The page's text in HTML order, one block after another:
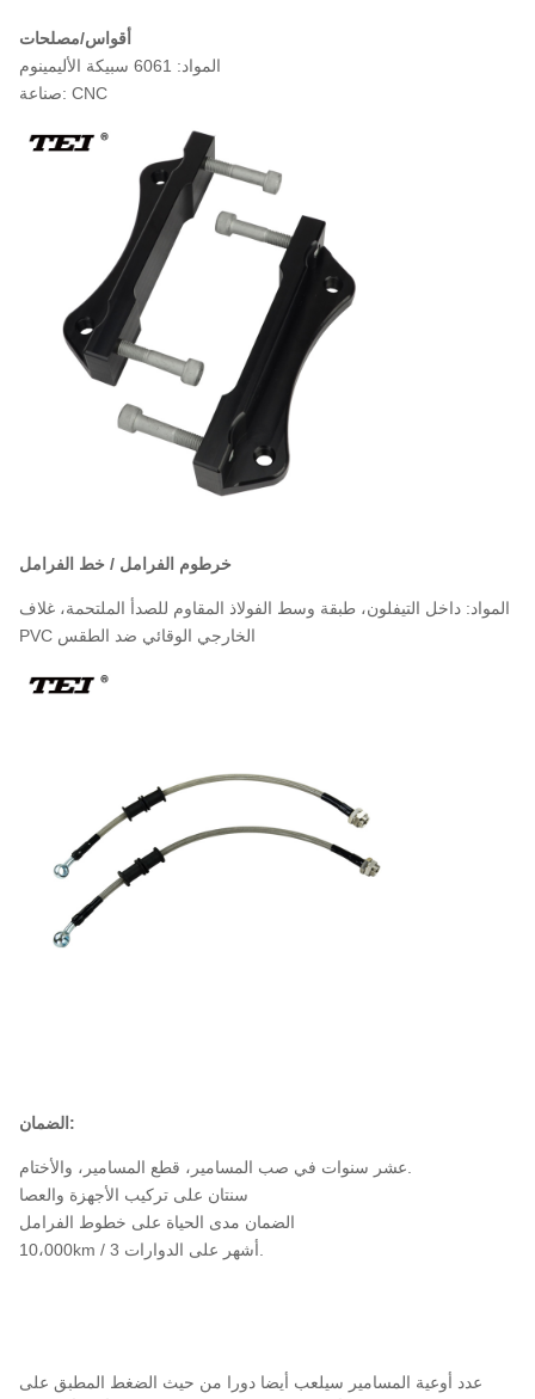
أقواس/مصلحات
المواد: 6061 سبيكة الأليمينوم
صناعة: CNC
خرطوم الفرامل / خط الفرامل
المواد: داخل التيفلون، طبقة وسط الفولاذ المقاوم للصدأ الملتحمة، غلاف
PVC الخارجي الوقائي ضد الطقس
الضمان:
عشر سنوات في صب المسامير، قطع المسامير، والأختام.
سنتان على تركيب الأجهزة والعصا
الضمان مدى الحياة على خطوط الفرامل
10،000km / 3 أشهر على الدوارات.
عدد أوعية المسامير سيلعب أيضا دورا من حيث الضغط المطبق على